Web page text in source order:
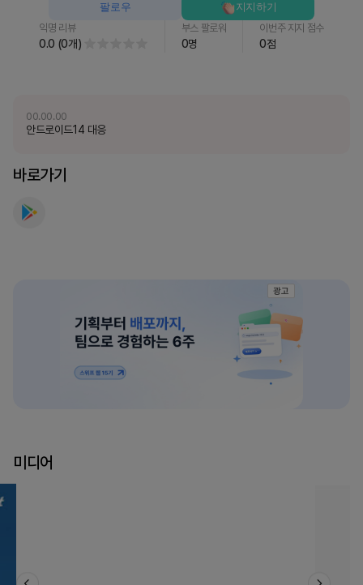
익명 리뷰
0.0 (0개)
부스 팔로워
0명
이번주 지지 점수
0점
팔로우 지지하기
00.00.00
안드로이드14 대응
바로가기
광고
미디어